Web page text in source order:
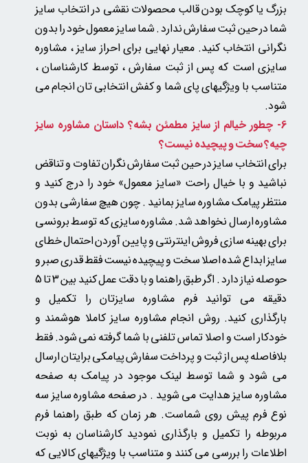
بزرگ یا کوچک بودن قالب محصولات نقشی در انتخاب سایز
شما در حین ثبت سفارش ندارد . شما سایز معمول خود را بدون
نگرانی انتخاب کنید. معیار نهایی برای احراز سایز ، مشاوره
سایزی است که پس از ثبت سفارش ، توسط کارشناسان ،
متناسب با ویژگیهای پای شما و کفش انتخابی تان انجام می
شود.​​​​​​​
6- چطور خیالم از سایز مطمئن بشه؟ داستان مشاوره سایز
چیه؟ سخت و پیچیده نیست؟
برای انتخاب سایز در حین ثبت سفارش نگران تفاوت و تناقض
نباشید و با خیال راحت «سایز معمول» خود را درج کنید و
منتظر پیامک مشاوره سایز بمانید . چونهیچ سفارشی بدون
مشاوره ارسال نخواهد شد.مشاوره سایزی که توسط برونسی
برای بهینه سازی فروش اینترنتی و پایین آوردن احتمال خطای
سایز ابداع شده اصلا سخت و پیچیده نیست فقط قدری صبر و
حوصله نیاز دارد . اگر طبق راهنما و با دقت عمل کنید بین 3 تا 5
دقیقه می توانید فرم مشاوره سایزتان را تکمیل و
بارگذاری کنید. روش انجام مشاوره سایز کاملا هوشمند و
خودکار است و اصلا تماس تلفنی با شما گرفته نمی شود. فقط
بلافاصله پس از ثبت و پرداخت سفارش پیامکی برایتان ارسال
می شود و شما توسط لینک موجود در پیامک به صفحه
مشاوره سایز هدایت می شوید . در صفحه مشاوره سایز سه
نوع فرم پیش روی شماست. هر زمان که طبق راهنما فرم
مربوطه را تکمیل و بارگذاری نمودید کارشناسان به نوبت
اطلاعات را بررسی می کنند و متناسب با ویژگیهای کالایی که